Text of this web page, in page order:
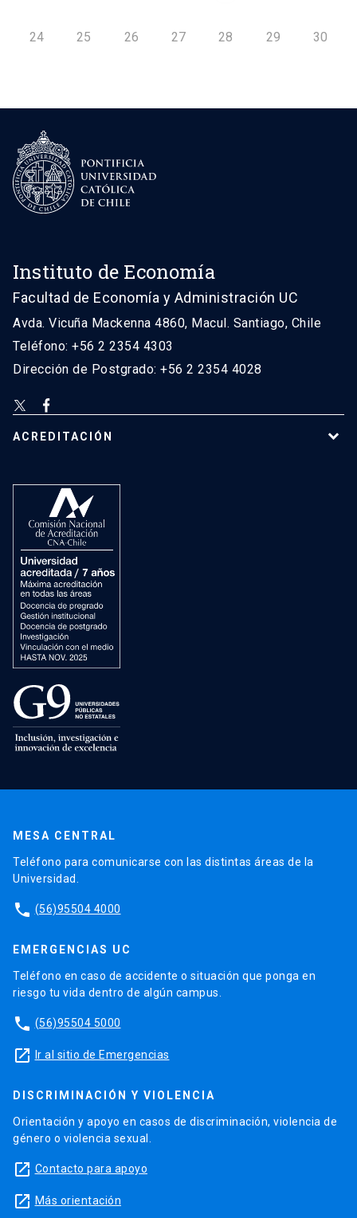
24 25 26 27 28 29 30
Instituto de Economía
Facultad de Economía y Administración UC
Avda. Vicuña Mackenna 4860, Macul. Santiago, Chile
Teléfono: +56 2 2354 4303
Dirección de Postgrado: +56 2 2354 4028
ACREDITACIÓN
MESA CENTRAL
Teléfono para comunicarse con las distintas áreas de la
Universidad.
phone (56)95504 4000
EMERGENCIAS UC
Teléfono en caso de accidente o situación que ponga en
riesgo tu vida dentro de algún campus.
phone (56)95504 5000
launch Ir al sitio de Emergencias
DISCRIMINACIÓN Y VIOLENCIA
Orientación y apoyo en casos de discriminación, violencia de
género o violencia sexual.
launch Contacto para apoyo
launch Más orientación